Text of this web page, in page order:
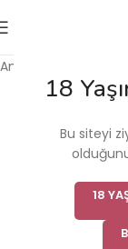
18
Bu siteyi
18
Ana Sayfa